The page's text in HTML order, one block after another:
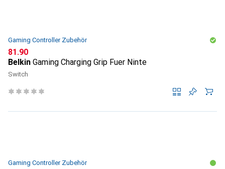
Gaming Controller Zubehör
CHF
81.90
Belkin Gaming Charging Grip Fuer Ninte
Switch
Gaming Controller Zubehör